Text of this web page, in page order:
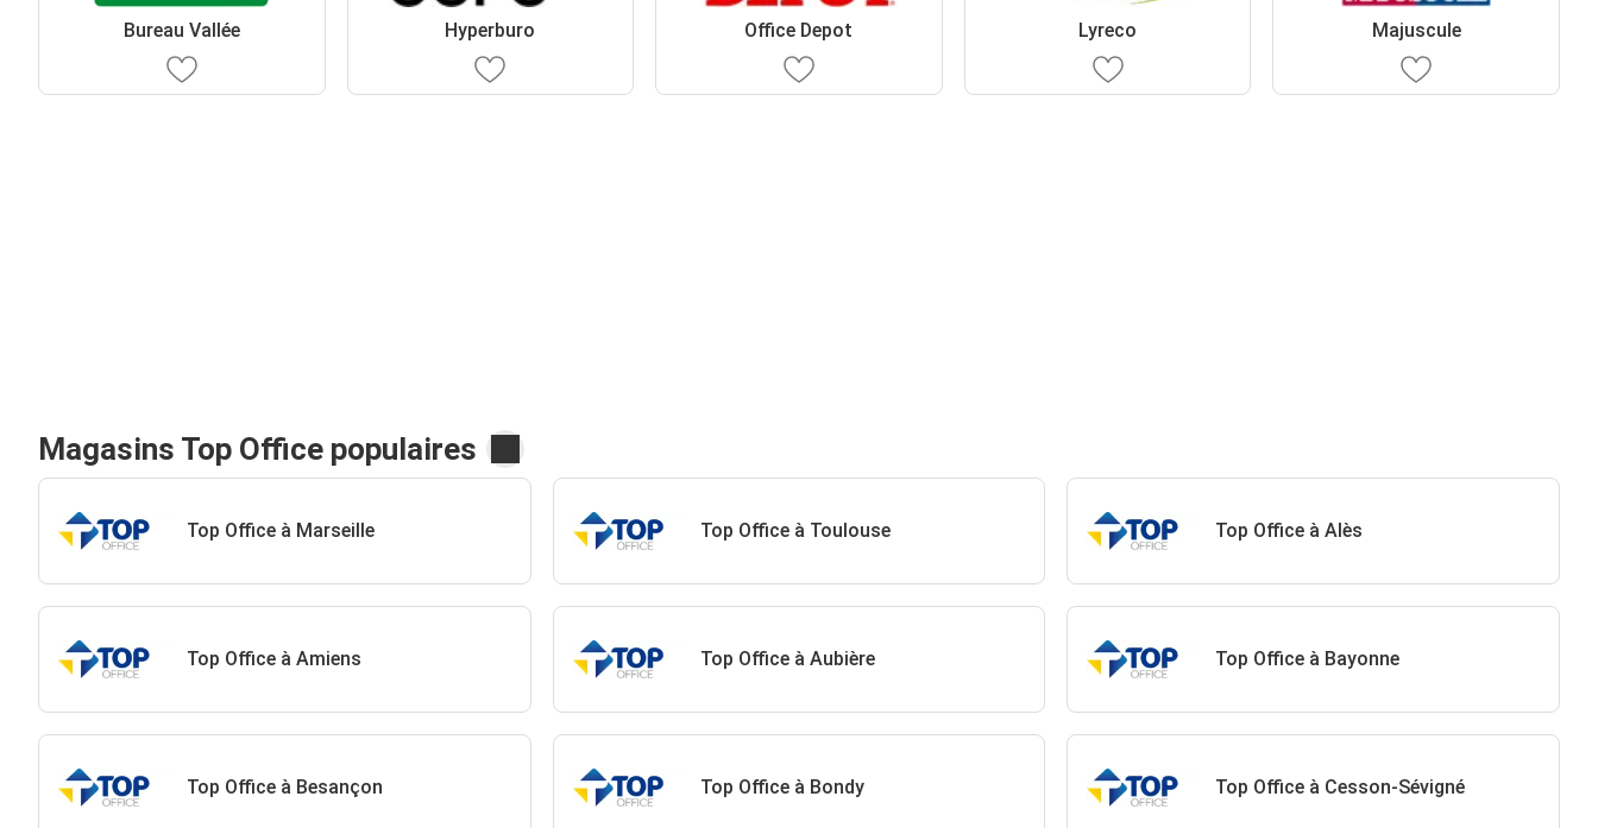
Bureau Vallée Hyperburo Office Depot Lyreco Majuscule
Magasins Top Office populaires
Top Office à Marseille Top Office à Toulouse Top Office à Alès
Top Office à Amiens Top Office à Aubière Top Office à Bayonne
Top Office à Besançon Top Office à Bondy Top Office à Cesson-Sévigné